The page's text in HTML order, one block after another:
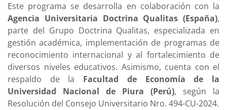
Este programa se desarrolla en colaboración con la
Agencia Universitaria Doctrina Qualitas (España),
parte del Grupo Doctrina Qualitas, especializada en
gestión académica, implementación de programas de
reconocimiento internacional y al fortalecimiento de
diversos niveles educativos. Asimismo, cuenta con el
respaldo de la Facultad de Economía de la
Universidad Nacional de Piura (Perú), según la
Resolución del Consejo Universitario Nro. 494-CU-2024.